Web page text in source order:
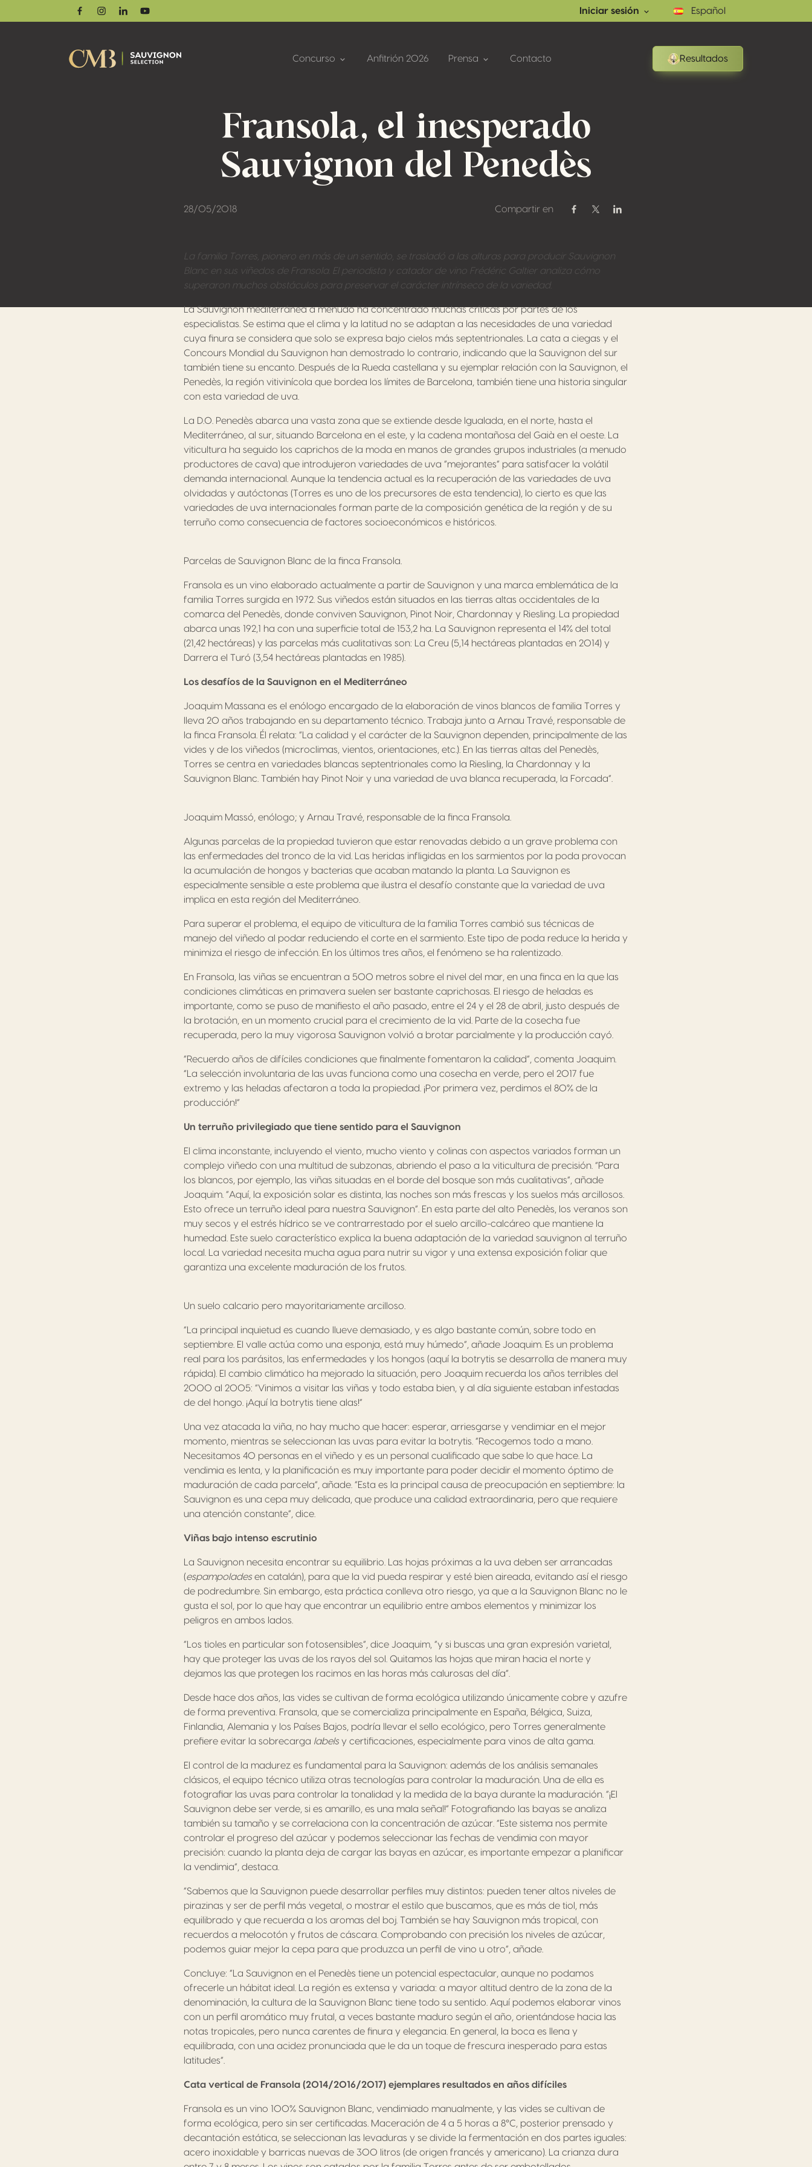
FacebookInstagram
LinkedinYoutube
Iniciar sesión Español
Concurso Anfitrión 2026 Prensa Contacto Resultados
Fransola, el inesperado
Sauvignon del Penedès
28/05/2018 Compartir en
Compartir en Facebook
Compartir en Twitter / X
Compartir en Linkedin
La familia Torres, pionero en más de un sentido, se trasladó a las alturas para producir Sauvignon
Blanc en sus viñedos de Fransola. El periodista y catador de vino Frédéric Galtier analiza cómo
superaron muchos obstáculos para preservar el carácter intrínseco de la variedad.
La Sauvignon mediterránea a menudo ha concentrado muchas críticas por partes de los
especialistas. Se estima que el clima y la latitud no se adaptan a las necesidades de una variedad
cuya finura se considera que solo se expresa bajo cielos más septentrionales. La cata a ciegas y el
Concours Mondial du Sauvignon han demostrado lo contrario, indicando que la Sauvignon del sur
también tiene su encanto. Después de la Rueda castellana y su ejemplar relación con la Sauvignon, el
Penedès, la región vitivinícola que bordea los límites de Barcelona, también tiene una historia singular
con esta variedad de uva.
La D.O. Penedès abarca una vasta zona que se extiende desde Igualada, en el norte, hasta el
Mediterráneo, al sur, situando Barcelona en el este, y la cadena montañosa del Gaià en el oeste. La
viticultura ha seguido los caprichos de la moda en manos de grandes grupos industriales (a menudo
productores de cava) que introdujeron variedades de uva “mejorantes” para satisfacer la volátil
demanda internacional. Aunque la tendencia actual es la recuperación de las variedades de uva
olvidadas y autóctonas (Torres es uno de los precursores de esta tendencia), lo cierto es que las
variedades de uva internacionales forman parte de la composición genética de la región y de su
terruño como consecuencia de factores socioeconómicos e históricos.
Parcelas de Sauvignon Blanc de la finca Fransola.
Fransola es un vino elaborado actualmente a partir de Sauvignon y una marca emblemática de la
familia Torres surgida en 1972. Sus viñedos están situados en las tierras altas occidentales de la
comarca del Penedès, donde conviven Sauvignon, Pinot Noir, Chardonnay y Riesling. La propiedad
abarca unas 192,1 ha con una superficie total de 153,2 ha. La Sauvignon representa el 14% del total
(21,42 hectáreas) y las parcelas más cualitativas son: La Creu (5,14 hectáreas plantadas en 2014) y
Darrera el Turó (3,54 hectáreas plantadas en 1985).
Los desafíos de la Sauvignon en el Mediterráneo
Joaquim Massana es el enólogo encargado de la elaboración de vinos blancos de familia Torres y
lleva 20 años trabajando en su departamento técnico. Trabaja junto a Arnau Travé, responsable de
la finca Fransola. Él relata: “La calidad y el carácter de la Sauvignon dependen, principalmente de las
vides y de los viñedos (microclimas, vientos, orientaciones, etc.). En las tierras altas del Penedès,
Torres se centra en variedades blancas septentrionales como la Riesling, la Chardonnay y la
Sauvignon Blanc. También hay Pinot Noir y una variedad de uva blanca recuperada, la Forcada”.
Joaquim Massó, enólogo; y Arnau Travé, responsable de la finca Fransola.
Algunas parcelas de la propiedad tuvieron que estar renovadas debido a un grave problema con
las enfermedades del tronco de la vid. Las heridas infligidas en los sarmientos por la poda provocan
la acumulación de hongos y bacterias que acaban matando la planta. La Sauvignon es
especialmente sensible a este problema que ilustra el desafío constante que la variedad de uva
implica en esta región del Mediterráneo.
Para superar el problema, el equipo de viticultura de la familia Torres cambió sus técnicas de
manejo del viñedo al podar reduciendo el corte en el sarmiento. Este tipo de poda reduce la herida y
minimiza el riesgo de infección. En los últimos tres años, el fenómeno se ha ralentizado.
En Fransola, las viñas se encuentran a 500 metros sobre el nivel del mar, en una finca en la que las
condiciones climáticas en primavera suelen ser bastante caprichosas. El riesgo de heladas es
importante, como se puso de manifiesto el año pasado, entre el 24 y el 28 de abril, justo después de
la brotación, en un momento crucial para el crecimiento de la vid. Parte de la cosecha fue
recuperada, pero la muy vigorosa Sauvignon volvió a brotar parcialmente y la producción cayó.
“Recuerdo años de difíciles condiciones que finalmente fomentaron la calidad”, comenta Joaquim.
“La selección involuntaria de las uvas funciona como una cosecha en verde, pero el 2017 fue
extremo y las heladas afectaron a toda la propiedad. ¡Por primera vez, perdimos el 80% de la
producción!”
Un terruño privilegiado que tiene sentido para el Sauvignon
El clima inconstante, incluyendo el viento, mucho viento y colinas con aspectos variados forman un
complejo viñedo con una multitud de subzonas, abriendo el paso a la viticultura de precisión. “Para
los blancos, por ejemplo, las viñas situadas en el borde del bosque son más cualitativas”, añade
Joaquim. “Aquí, la exposición solar es distinta, las noches son más frescas y los suelos más arcillosos.
Esto ofrece un terruño ideal para nuestra Sauvignon”. En esta parte del alto Penedès, los veranos son
muy secos y el estrés hídrico se ve contrarrestado por el suelo arcillo-calcáreo que mantiene la
humedad. Este suelo característico explica la buena adaptación de la variedad sauvignon al terruño
local. La variedad necesita mucha agua para nutrir su vigor y una extensa exposición foliar que
garantiza una excelente maduración de los frutos.
Un suelo calcario pero mayoritariamente arcilloso.
“La principal inquietud es cuando llueve demasiado, y es algo bastante común, sobre todo en
septiembre. El valle actúa como una esponja, está muy húmedo”, añade Joaquim. Es un problema
real para los parásitos, las enfermedades y los hongos (aquí la botrytis se desarrolla de manera muy
rápida). El cambio climático ha mejorado la situación, pero Joaquim recuerda los años terribles del
2000 al 2005: “Vinimos a visitar las viñas y todo estaba bien, y al día siguiente estaban infestadas
de del hongo. ¡Aquí la botrytis tiene alas!”
Una vez atacada la viña, no hay mucho que hacer: esperar, arriesgarse y vendimiar en el mejor
momento, mientras se seleccionan las uvas para evitar la botrytis. “Recogemos todo a mano.
Necesitamos 40 personas en el viñedo y es un personal cualificado que sabe lo que hace. La
vendimia es lenta, y la planificación es muy importante para poder decidir el momento óptimo de
maduración de cada parcela”, añade. “Esta es la principal causa de preocupación en septiembre: la
Sauvignon es una cepa muy delicada, que produce una calidad extraordinaria, pero que requiere
una atención constante”, dice.
Viñas bajo intenso escrutinio
La Sauvignon necesita encontrar su equilibrio. Las hojas próximas a la uva deben ser arrancadas
(espampoladesen catalán), para que la vid pueda respirar y esté bien aireada, evitando así el riesgo
de podredumbre. Sin embargo, esta práctica conlleva otro riesgo, ya que a la Sauvignon Blanc no le
gusta el sol, por lo que hay que encontrar un equilibrio entre ambos elementos y minimizar los
peligros en ambos lados.
“Los tioles en particular son fotosensibles”, dice Joaquim, “y si buscas una gran expresión varietal,
hay que proteger las uvas de los rayos del sol. Quitamos las hojas que miran hacia el norte y
dejamos las que protegen los racimos en las horas más calurosas del día”.
Desde hace dos años, las vides se cultivan de forma ecológica utilizando únicamente cobre y azufre
de forma preventiva. Fransola, que se comercializa principalmente en España, Bélgica, Suiza,
Finlandia, Alemania y los Países Bajos, podría llevar el sello ecológico, pero Torres generalmente
prefiere evitar la sobrecarga labelsy certificaciones, especialmente para vinos de alta gama.
El control de la madurez es fundamental para la Sauvignon: además de los análisis semanales
clásicos, el equipo técnico utiliza otras tecnologías para controlar la maduración. Una de ella es
fotografiar las uvas para controlar la tonalidad y la medida de la baya durante la maduración. “¡El
Sauvignon debe ser verde, si es amarillo, es una mala señal!” Fotografiando las bayas se analiza
también su tamaño y se correlaciona con la concentración de azúcar. “Este sistema nos permite
controlar el progreso del azúcar y podemos seleccionar las fechas de vendimia con mayor
precisión: cuando la planta deja de cargar las bayas en azúcar, es importante empezar a planificar
la vendimia”, destaca.
“Sabemos que la Sauvignon puede desarrollar perfiles muy distintos: pueden tener altos niveles de
pirazinas y ser de perfil más vegetal, o mostrar el estilo que buscamos, que es más de tiol, más
equilibrado y que recuerda a los aromas del boj. También se hay Sauvignon más tropical, con
recuerdos a melocotón y frutos de cáscara. Comprobando con precisión los niveles de azúcar,
podemos guiar mejor la cepa para que produzca un perfil de vino u otro”, añade.
Concluye: “La Sauvignon en el Penedès tiene un potencial espectacular, aunque no podamos
ofrecerle un hábitat ideal. La región es extensa y variada: a mayor altitud dentro de la zona de la
denominación, la cultura de la Sauvignon Blanc tiene todo su sentido. Aquí podemos elaborar vinos
con un perfil aromático muy frutal, a veces bastante maduro según el año, orientándose hacia las
notas tropicales, pero nunca carentes de finura y elegancia. En general, la boca es llena y
equilibrada, con una acidez pronunciada que le da un toque de frescura inesperado para estas
latitudes”.
Cata vertical de Fransola (2014/2016/2017) ejemplares resultados en años difíciles
Fransola es un vino 100% Sauvignon Blanc, vendimiado manualmente, y las vides se cultivan de
forma ecológica, pero sin ser certificadas. Maceración de 4 a 5 horas a 8°C, posterior prensado y
decantación estática, se seleccionan las levaduras y se divide la fermentación en dos partes iguales:
acero inoxidable y barricas nuevas de 300 litros (de origen francés y americano). La crianza dura